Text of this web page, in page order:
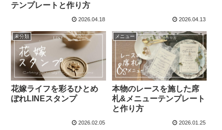
テンプレートと作り方
2026.04.18 2026.04.13
未分類
花嫁ライフを彩るひとめ
ぼれLINEスタンプ
2026.02.05
メニュー
本物のレースを施した席
札&メニューテンプレート
と作り方
2026.01.25